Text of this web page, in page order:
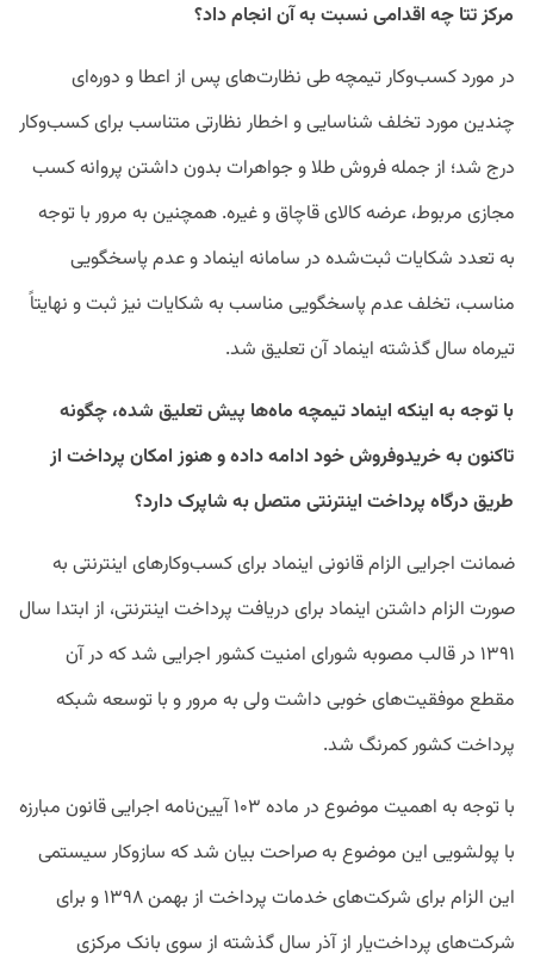
مرکز تتا چه اقدامی نسبت به آن انجام داد؟
در مورد کسب‌وکار تیمچه طی نظارت‌های پس از اعطا و دوره‌ای
چندین مورد تخلف شناسایی و اخطار نظارتی متناسب برای کسب‌وکار
درج شد؛ از جمله فروش طلا و جواهرات بدون داشتن پروانه کسب
مجازی مربوط، عرضه کالای قاچاق و غیره. همچنین به مرور با توجه
به تعدد شکایات ثبت‌شده در سامانه اینماد و عدم پاسخگویی
مناسب، تخلف عدم پاسخگویی مناسب به شکایات نیز ثبت و نهایتاً
تیرماه سال گذشته اینماد آن تعلیق شد.
با توجه به اینکه اینماد تیمچه ماه‌ها پیش تعلیق شده، چگونه
تاکنون به خریدوفروش خود ادامه داده و هنوز امکان پرداخت از
طریق درگاه پرداخت اینترنتی متصل به شاپرک دارد؟
ضمانت اجرایی الزام قانونی اینماد برای کسب‌وکارهای اینترنتی به
صورت الزام داشتن اینماد برای دریافت پرداخت اینترنتی، از ابتدا سال
۱۳۹۱ در قالب مصوبه شورای امنیت کشور اجرایی شد که در آن
مقطع موفقیت‌های خوبی داشت ولی به مرور و با توسعه شبکه
پرداخت کشور کمرنگ شد.
با توجه به اهمیت موضوع در ماده ۱۰۳ آیین‌نامه اجرایی قانون مبارزه
با پولشویی این موضوع به صراحت بیان شد که سازوکار سیستمی
این الزام برای شرکت‌های خدمات پرداخت از بهمن ۱۳۹۸ و برای
شرکت‌های پرداخت‌یار از آذر سال گذشته از سوی بانک مرکزی